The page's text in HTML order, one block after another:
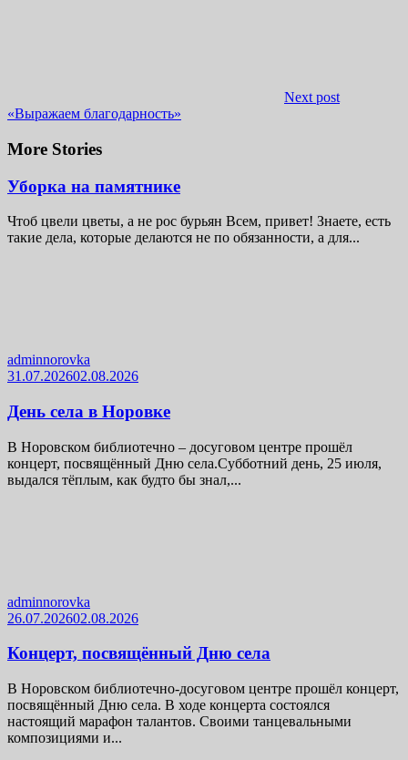
Next post
«Выражаем благодарность»
More Stories
Уборка на памятнике
Чтоб цвели цветы, а не рос бурьян Всем, привет! Знаете, есть
такие дела, которые делаются не по обязанности, а для...
adminnorovka
31.07.202602.08.2026
День села в Норовке
В Норовском библиотечно – досуговом центре прошёл
концерт, посвящённый Дню села.Субботний день, 25 июля,
выдался тёплым, как будто бы знал,...
adminnorovka
26.07.202602.08.2026
Концерт, посвящённый Дню села
В Норовском библиотечно-досуговом центре прошёл концерт,
посвящённый Дню села. В ходе концерта состоялся
настоящий марафон талантов. Своими танцевальными
композициями и...